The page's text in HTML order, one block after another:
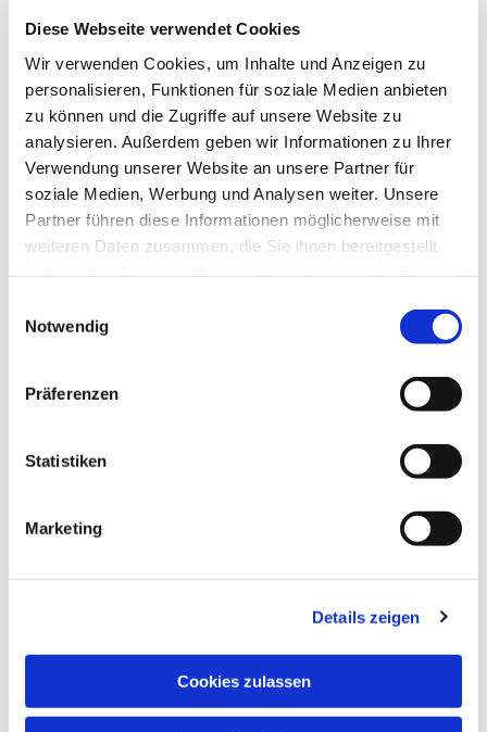
Diese Webseite verwendet Cookies
Wir verwenden Cookies, um Inhalte und Anzeigen zu
personalisieren, Funktionen für soziale Medien anbieten
zu können und die Zugriffe auf unsere Website zu
analysieren. Außerdem geben wir Informationen zu Ihrer
Verwendung unserer Website an unsere Partner für
soziale Medien, Werbung und Analysen weiter. Unsere
Partner führen diese Informationen möglicherweise mit
weiteren Daten zusammen, die Sie ihnen bereitgestellt
Notwendig
Präferenzen
Statistiken
Marketing
Details zeigen
Cookies zulassen
Für an Kultur Interessierte Frauen und Männer
Info und Anmeldung: Tel. 0208 - 74 11 36 82
interessieren